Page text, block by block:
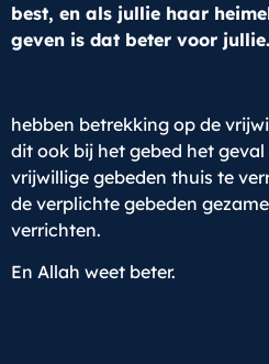
best, en als jullie haar
geven is dat beter voor jullie.
hebben betrekking op de
dit ook bij het gebed het
vrijwillige gebeden thuis te
de verplichte gebeden
verrichten.
En Allah weet beter.